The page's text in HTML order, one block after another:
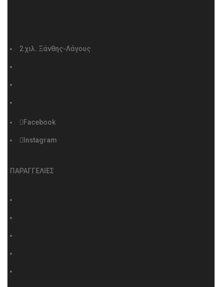
2 χιλ. Ξάνθης-Λάγους
Facebook
Instagram
ΠΑΡΑΓΓΕΛΙΕΣ